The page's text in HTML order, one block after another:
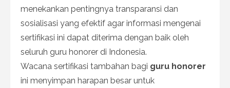
menekankan pentingnya transparansi dan
sosialisasi yang efektif agar informasi mengenai
sertifikasi ini dapat diterima dengan baik oleh
seluruh guru honorer di Indonesia.
Wacana sertifikasi tambahan bagi guru honorer
ini menyimpan harapan besar untuk